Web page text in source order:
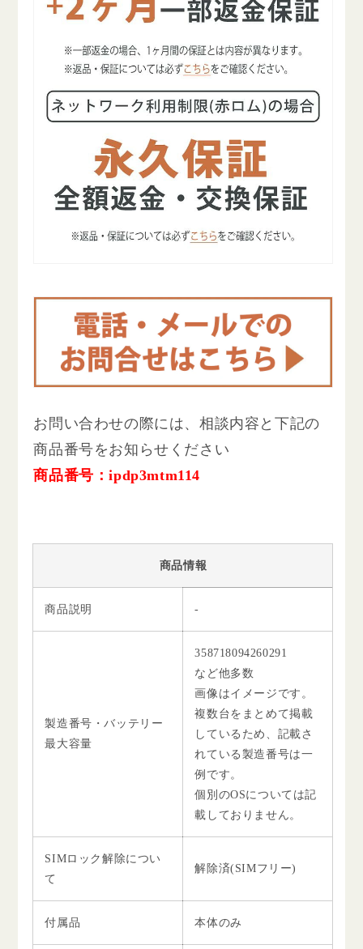
お問い合わせの際には、相談内容と下記の
商品番号をお知らせください
商品番号：ipdp3mtm114
商品情報
商品説明 -
製造番号・バッテリー
最大容量
358718094260291
など他多数
画像はイメージです。
複数台をまとめて掲載
しているため、記載さ
れている製造番号は一
例です。
個別のOSについては記
載しておりません。
SIMロック解除につい
て
解除済(SIMフリー)
付属品 本体のみ